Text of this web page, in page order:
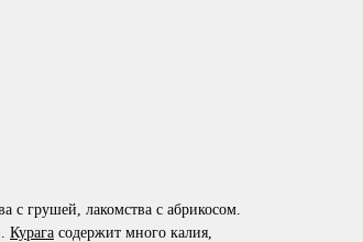
с грушей, лакомства с абрикосом.
Курага содержит много калия,